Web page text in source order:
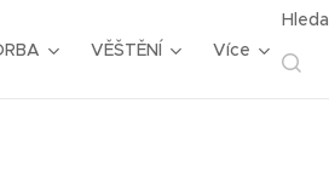
VĚŠTĚNÍ Více